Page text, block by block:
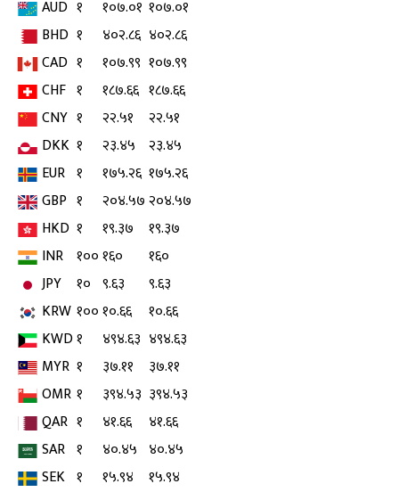
AUD १ १०७.०१ १०७.०१
BHD १ ४०२.८६ ४०२.८६
CAD १ १०७.९९ १०७.९९
CHF १ १८७.६६ १८७.६६
CNY १ २२.५१
२२.५१
DKK १ २३.४५
२३.४५
EUR १ १७५.२६ १७५.२६
GBP १ २०४.५७ २०४.५७
HKD १ १९.३७
१९.३७
INR १००१६०
१६०
JPY
१० ९.६३
९.६३
KRW १००१०.६६
१०.६६
KWD१ ४९४.६३ ४९४.६३
MYR १ ३७.११
३७.११
OMR १ ३९४.५३ ३९४.५३
QAR १ ४१.६६
४१.६६
SAR १ ४०.४५ ४०.४५
SEK १ १५.९४
१५.९४